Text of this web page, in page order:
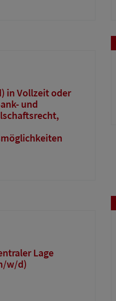
in Vollzeit oder
und
Lage
w/d)